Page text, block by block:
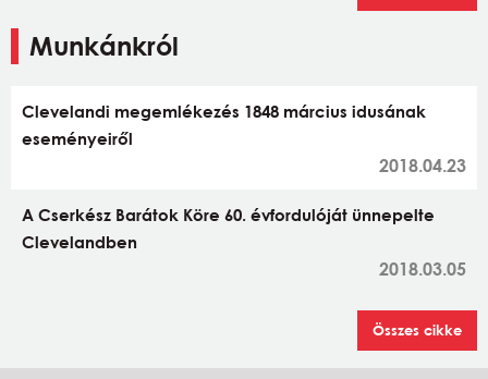
Munkánkról
Clevelandi megemlékezés 1848 március idusának
eseményeiről
2018.04.23
A Cserkész Barátok Köre 60. évfordulóját ünnepelte
Clevelandben
2018.03.05
Összes cikke